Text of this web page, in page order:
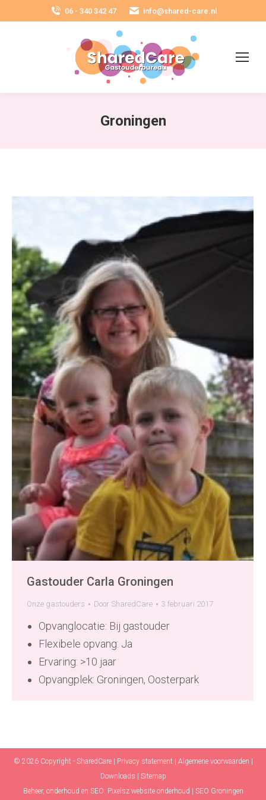
06 - 340 342 47 info@shared-care.nl
Groningen
Gastouder Carla Groningen
Onze gastouders Door SharedCare 3 februari 2017
Opvanglocatie: Bij gastouder
Flexibele opvang: Ja
Ervaring: >10 jaar
Opvangplek: Groningen, Oosterpark
© 2026 Copyright - SharedCare | Privacy statement| Algemene voorwaarden
Downloads
Sitemap
Beheer, onderhoud en SEO: Pixelsz website onderhoud SEO Groningen